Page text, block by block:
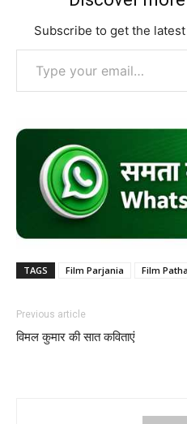
Subscribe to get the
Type your email…
TAGS Film Parjania Film
Previous article
विमल कुमार की सात कविताएं